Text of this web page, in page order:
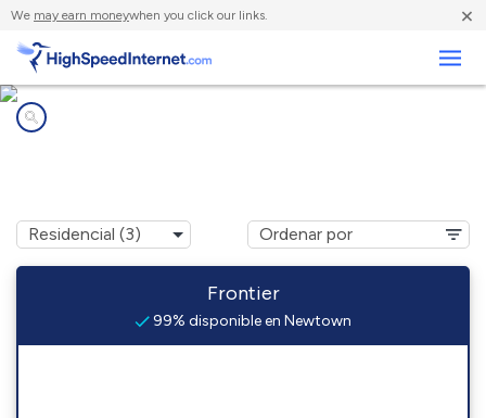
We may earn moneywhen you click our links. ×
Frontier
99% disponible en Newtown